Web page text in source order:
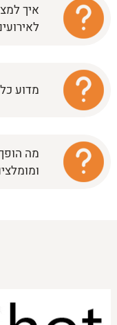
איך
מפה לאוזן –
מדוע
מה